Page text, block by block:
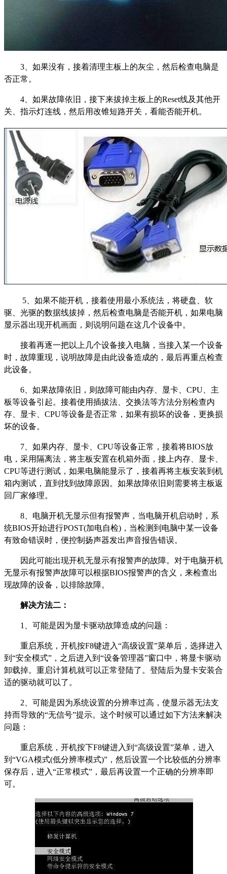
3、如果没有，接着清理主板上的灰尘，然后检查电脑是
否正常。
4、如果故障依旧，接下来拔掉主板上的Reset线及其他开
关、指示灯连线，然后用改锥短路开关，看能否能开机。
5、如果不能开机，接着使用最小系统法，将硬盘、软
驱、光驱的数据线拔掉，然后检查电脑是否能开机，如果电脑
显示器出现开机画面，则说明问题在这几个设备中。
接着再逐一把以上几个设备接入电脑，当接入某一个设备
时，故障重现，说明故障是由此设备造成的，最后再重点检查
此设备。
6、如果故障依旧，则故障可能由内存、显卡、CPU、主
板等设备引起。接着使用插拔法、交换法等方法分别检查内
存、显卡、CPU等设备是否正常，如果有损坏的设备，更换损
坏的设备。
7、如果内存、显卡、CPU等设备正常，接着将BIOS放
电，采用隔离法，将主板安置在机箱外面，接上内存、显卡、
CPU等进行测试，如果电脑能显示了，接着再将主板安装到机
箱内测试，直到找到故障原因。如果故障依旧则需要将主板返
回厂家修理。
8、电脑开机无显示但有报警声，当电脑开机启动时，系
统BIOS开始进行POST(加电自检)，当检测到电脑中某一设备
有致命错误时，便控制扬声器发出声音报告错误。
因此可能出现开机无显示有报警声的故障。对于电脑开机
无显示有报警声故障可以根据BIOS报警声的含义，来检查出
现故障的设备，以排除故障。
解决方法二：
1、可能是因为显卡驱动故障造成的问题：
重启系统，开机按F8键进入“高级设置”菜单后，选择进入
到“安全模式”，之后进入到“设备管理器”窗口中，将显卡驱动
卸载掉。重启计算机就可以正常登陆了。登陆后为显卡安装合
适的驱动就可以了。
2、可能是因为系统设置的分辨率过高，使显示器无法支
持而导致的“无信号”提示。这个时候可以通过如下方法来解决
问题：
重启系统，开机按下F8键进入到“高级设置”菜单，进入
到“VGA模式(低分辨率模式)”，然后设置一个比较低的分辨率
保存后，进入“正常模式”，最后再设置一个正确的分辨率即
可。